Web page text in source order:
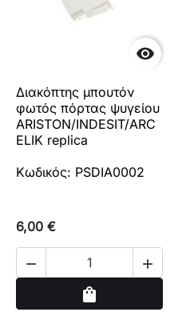

Διακόπτης μπουτόν
φωτός πόρτας ψυγείου
ARISTON/INDESIT/ARC
ELIK replica
Κωδικός: PSDIA0002
6,00 €
 
shopping_bag